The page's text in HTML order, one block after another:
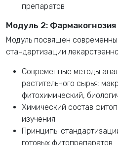
препаратов
Модуль 2: Фармакогнозия
Модуль посвящен
стандартизации
Современные методы
растительного сырья:
фитохимический,
Химический состав
изучения
Принципы
готовых фитопрепаратов